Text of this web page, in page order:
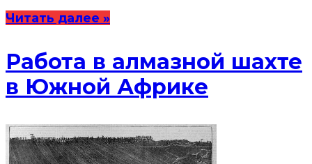
Читать далее »
Работа в алмазной шахте
в Южной Африке